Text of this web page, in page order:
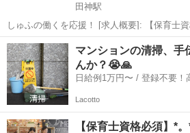
田神駅
しゅふの働くを応援！ [求人概要]: 【保育士資格必須】*。*〇。認可保
育園の保育スタッフ募集。〇フルタイム／平
名／マイカー通勤可 [職種名]: 認可保育園の保育スタッフ [勤務地・最
寄駅]: ...
岐阜 岐阜市 保育士
マンションの清掃、手
んか？😭🙏
日給例1万円〜 /
Lacotto
【保育士資格必須】*